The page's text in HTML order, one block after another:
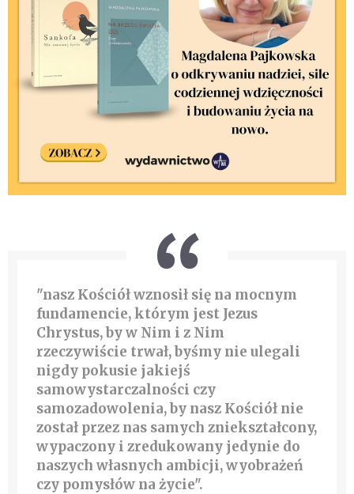
"nasz Kościół wznosił się na mocnym
fundamencie, którym jest Jezus
Chrystus, by w Nim i z Nim
rzeczywiście trwał, byśmy nie ulegali
nigdy pokusie jakiejś
samowystarczalności czy
samozadowolenia, by nasz Kościół nie
został przez nas samych zniekształcony,
wypaczony i zredukowany jedynie do
naszych własnych ambicji, wyobrażeń
czy pomysłów na życie".